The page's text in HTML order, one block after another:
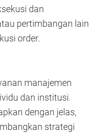
dan
pertimbangan lain
order.
manajemen
dan institusi.
dengan jelas,
strategi